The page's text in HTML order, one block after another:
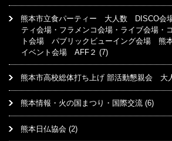
熊本市立食パーティー 大人数 DISCO会
ティ会場・フラメンコ会場・ライブ会場・
ト会場 パブリックビューイング会場 熊
イベント会場 AFF２ (7)
熊本市高校総体打ち上げ 部活動懇親会
熊本情報・火の国まつり・国際交流 (6)
熊本日仏協会 (2)